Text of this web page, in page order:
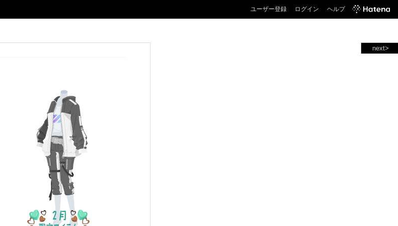
ユーザー登録 ログイン ヘルプ
next>